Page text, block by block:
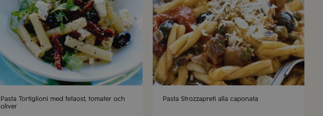
Pasta Tortiglioni med fetaost, tomater och
oliver
Pasta Strozzapreti alla caponata